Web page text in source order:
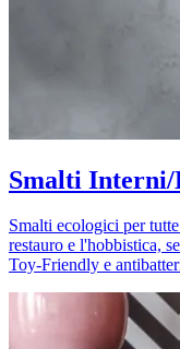
Smalti Interni/
Smalti ecologici per
restauro e l'hobbistica,
Toy-Friendly e